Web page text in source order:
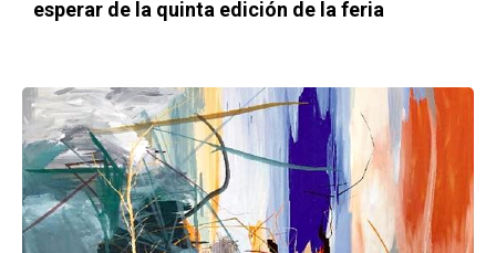
esperar de la quinta edición de la feria